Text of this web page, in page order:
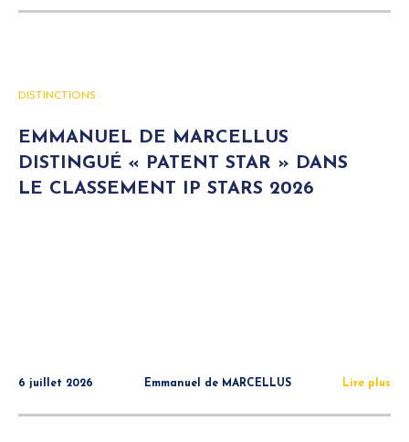
DISTINCTIONS
EMMANUEL DE MARCELLUS
DISTINGUÉ « PATENT STAR » DANS
LE CLASSEMENT IP STARS 2026
6 juillet 2026 Emmanuel de MARCELLUS Lire plus